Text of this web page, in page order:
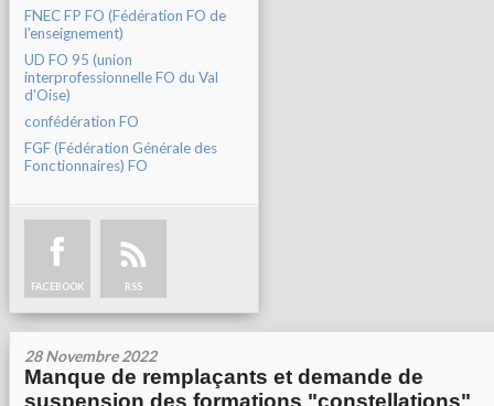
FNEC FP FO (Fédération FO de
l'enseignement)
UD FO 95 (union
interprofessionnelle FO du Val
d'Oise)
confédération FO
FGF (Fédération Générale des
Fonctionnaires) FO
FACEBOOK RSS
28 Novembre 2022
Manque de remplaçants et demande de
suspension des formations "constellations"